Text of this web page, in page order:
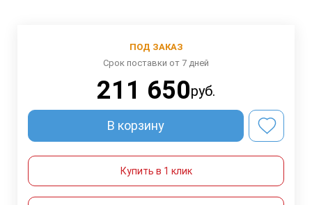
ПОД ЗАКАЗ
Срок поставки от 7 дней
211 650руб.
В корзину
Купить в 1 клик